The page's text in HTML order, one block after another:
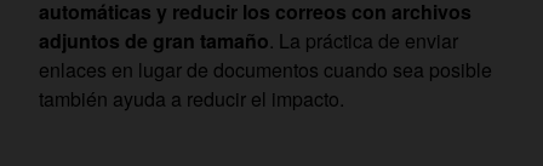
automáticas y reducir los correos con archivos
adjuntos de gran tamaño. La práctica de enviar
enlaces en lugar de documentos cuando sea posible
también ayuda a reducir el impacto.